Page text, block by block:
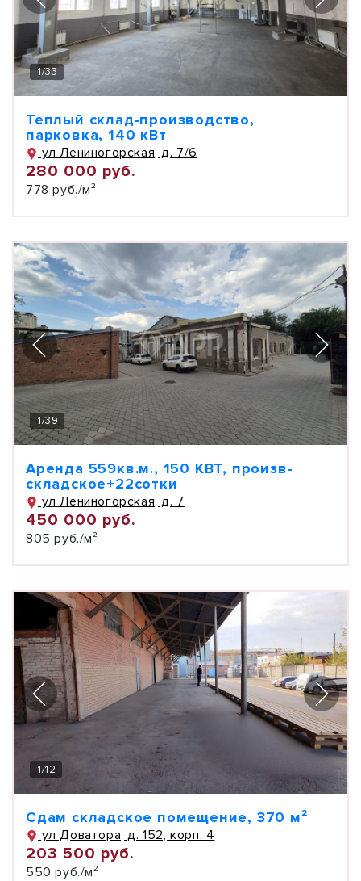
1/33
Теплый склад-производство,
парковка, 140 кВт
ул Лениногорская, д. 7/6
280 000 руб.
778 руб./м²
1/39
Аренда 559кв.м., 150 КВТ, произв-
складское+22сотки
ул Лениногорская, д. 7
450 000 руб.
805 руб./м²
1/12
Сдам складское помещение, 370 м²
ул Доватора, д. 152, корп. 4
203 500 руб.
550 руб./м²